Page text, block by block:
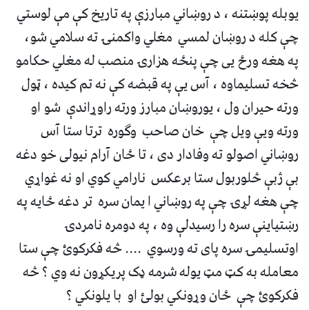
یوبله پوښتنه ، د روښاني مبارزې په تاریخ کې مې لوستي
چې کله د روښان لمسي مغلي واکمنۍ ته سلامي شو،
په هغه ورځ يی چې پنځه هزارۍ منصب له مغلي حکامو
څخه تسلیماوه ، آس یې په قبضه کې نه تم کیده ، ټول
ورته حیران ول ، یوروښان مبارز ورته راوړاندې شو او
ورته ویې ویل چې خان صاحب وګوره ترتا ستا آس
روښاني اصولو ته وفادار دی ، تا ځان آرام نیولی خو دغه
بې ژبې څلوربول ستا برعکس نارامي کوي او نه غواړي
چې هغه لړۍ چې په روښاني ا یمان سره تر دغه ځایه په
رښتیاینې سره را رسیدلې وه ، په دومره نامردۍ
اوتسلیمۍ سره پای ته ورسوي .... څه فکرکوئ چې ستا
معامله به کټ مټ یوله شرمه ډک پریکړون نه وي ؟ څه
فکرکوئ چې ځان وړونکي بولئ او با یلونکي ؟